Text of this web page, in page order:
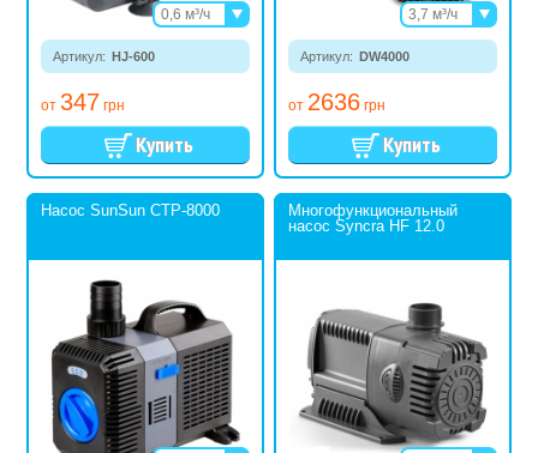
Артикул: HJ-600
от 347 грн
0,6 м³/ч
2 м³/ч
6 м³/ч
Артикул: DW4000
от 2636 грн
3,7 м³/ч
8 м³/ч
Насос SunSun CTP-8000
Многофункциональный
насос Syncra HF 12.0